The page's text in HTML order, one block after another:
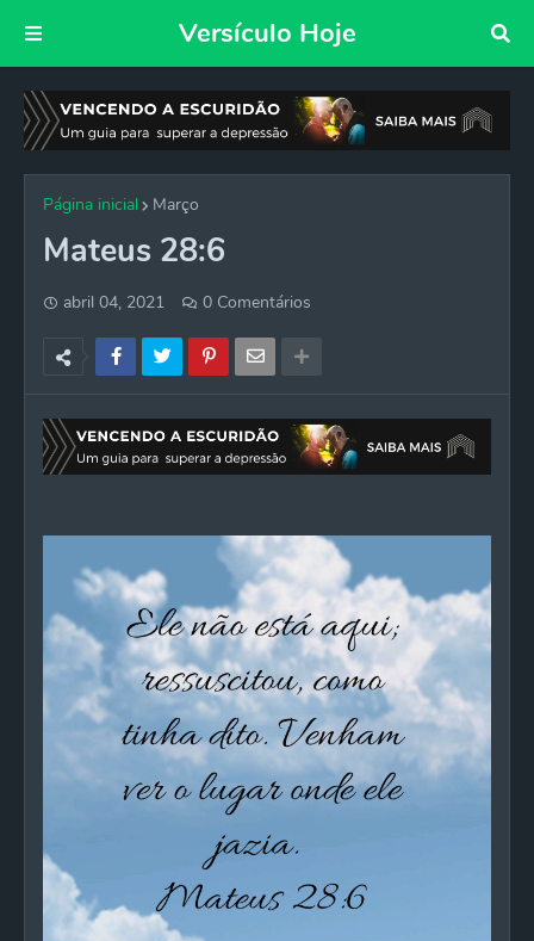
Versículo Hoje
Página inicial Março
Mateus 28:6
abril 04, 2021 0 Comentários